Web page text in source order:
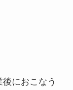
におこなう